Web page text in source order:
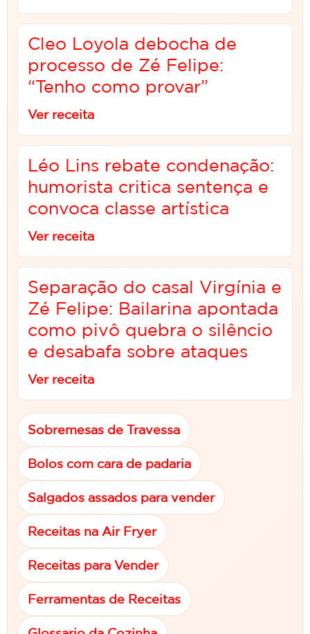
Cleo Loyola debocha de
processo de Zé Felipe:
“Tenho como provar”
Ver receita
Léo Lins rebate condenação:
humorista critica sentença e
convoca classe artística
Ver receita
Separação do casal Virgínia e
Zé Felipe: Bailarina apontada
como pivô quebra o silêncio
e desabafa sobre ataques
Ver receita
Sobremesas de Travessa
Bolos com cara de padaria
Salgados assados para vender
Receitas na Air Fryer
Receitas para Vender
Ferramentas de Receitas